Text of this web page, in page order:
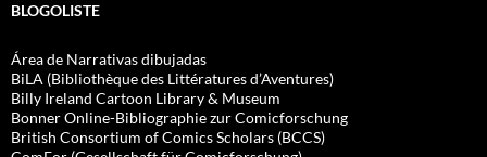
BLOGOLISTE
Área de Narrativas dibujadas
BiLA (Bibliothèque des Littératures d’Aventures)
Billy Ireland Cartoon Library & Museum
Bonner Online-Bibliographie zur Comicforschung
British Consortium of Comics Scholars (BCCS)